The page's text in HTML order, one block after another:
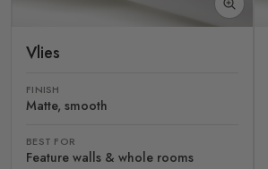
Vlies
FINISH
Matte, smooth
BEST FOR
Feature walls & whole rooms